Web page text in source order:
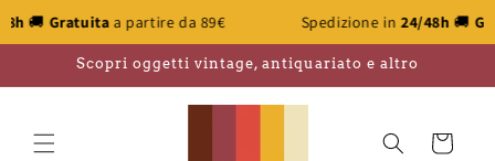
a partire da 89€ Spedizione in24/48h🚚 Gratuitaa
direttamente
ai contenuti
Scopri oggetti vintage, antiquariato e altro
Carrello